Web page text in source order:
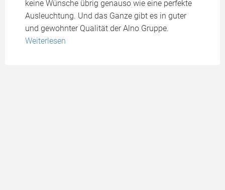
keine Wünsche übrig genauso wie eine perfekte
Ausleuchtung. Und das Ganze gibt es in guter
und gewohnter Qualität der Alno Gruppe.
Weiterlesen